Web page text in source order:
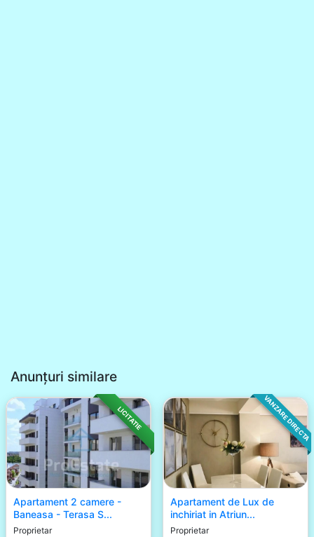
Anunțuri similare
LICITATIE
Apartament 2 camere -
Baneasa - Terasa S...
Proprietar
VANZARE DIRECTA
Apartament de Lux de
inchiriat in Atriun...
Proprietar